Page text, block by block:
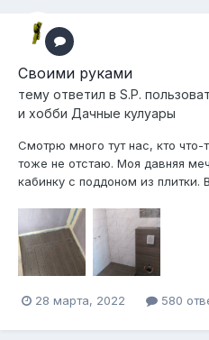
Своими руками
тему ответил в S.P.
и хобби Дачные кулуары
Смотрю много тут нас, кто
тоже не отстаю. Моя давняя
кабинку с поддоном из плитки.
28 марта, 2022 580